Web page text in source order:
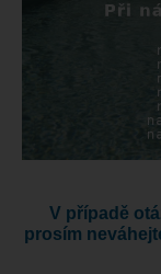
V případě
prosím